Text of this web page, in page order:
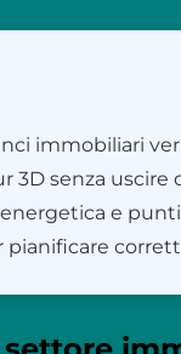
immobiliari
senza uscire
e